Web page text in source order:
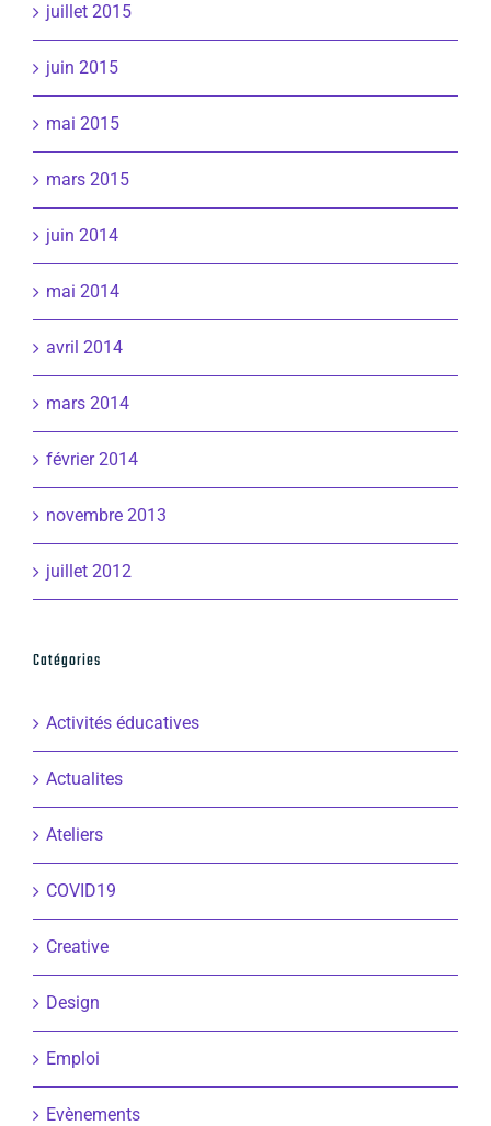
juillet 2015
juin 2015
mai 2015
mars 2015
juin 2014
mai 2014
avril 2014
mars 2014
février 2014
novembre 2013
juillet 2012
Catégories
Activités éducatives
Actualites
Ateliers
COVID19
Creative
Design
Emploi
Evènements